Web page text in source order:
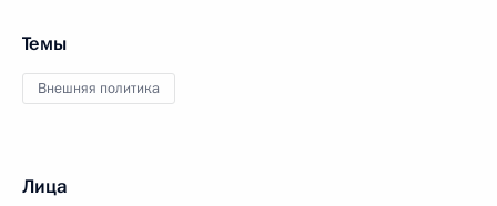
Темы
Внешняя политика
Лица